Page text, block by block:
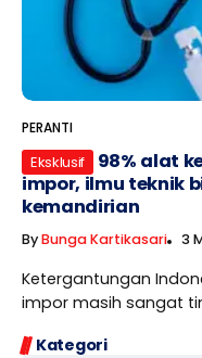
Kategori
PERANTI
Eksklusif
98% alat
impor, ilmu teknik
kemandirian
ByBunga Kartikasari 3
Ketergantungan
impor masih sangat